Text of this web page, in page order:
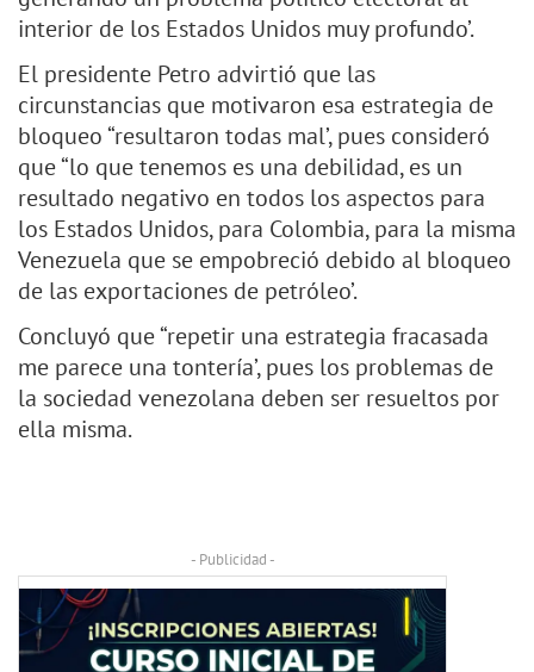
interior de los Estados Unidos muy profundo’.
El presidente Petro advirtió que las
circunstancias que motivaron esa estrategia de
bloqueo “resultaron todas mal’, pues consideró
que “lo que tenemos es una debilidad, es un
resultado negativo en todos los aspectos para
los Estados Unidos, para Colombia, para la misma
Venezuela que se empobreció debido al bloqueo
de las exportaciones de petróleo’.
Concluyó que “repetir una estrategia fracasada
me parece una tontería’, pues los problemas de
la sociedad venezolana deben ser resueltos por
ella misma.
- Publicidad -